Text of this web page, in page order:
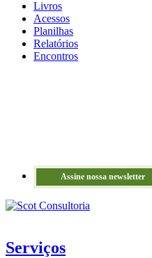
Livros
Acessos
Planilhas
Relatórios
Encontros
Assine nossa newsletter
Serviços